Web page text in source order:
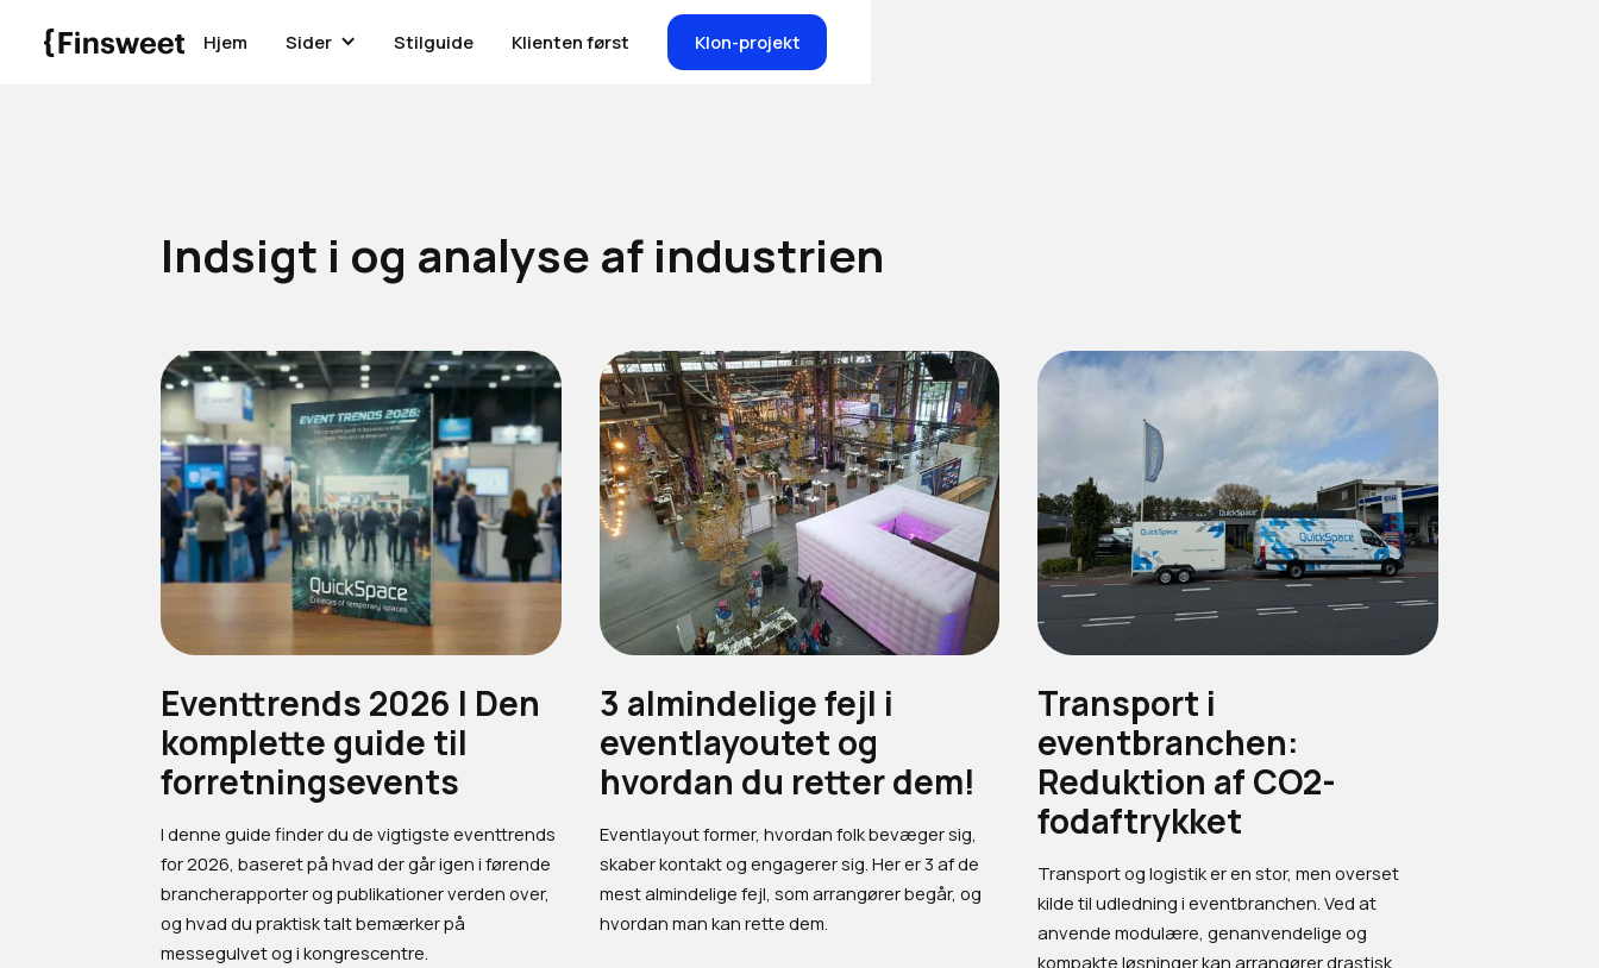
Hjem Sider Stilguide Klienten først Klon-projekt
Indsigt i og analyse af industrien
Eventtrends 2026 | Den
komplette guide til
forretningsevents
I denne guide finder du de vigtigste eventtrends
for 2026, baseret på hvad der går igen i førende
brancherapporter og publikationer verden over,
og hvad du praktisk talt bemærker på
messegulvet og i kongrescentre.
3 almindelige fejl i
eventlayoutet og
hvordan du retter dem!
Eventlayout former, hvordan folk bevæger sig,
skaber kontakt og engagerer sig. Her er 3 af de
mest almindelige fejl, som arrangører begår, og
hvordan man kan rette dem.
Transport i
eventbranchen:
Reduktion af CO2-
fodaftrykket
Transport og logistik er en stor, men overset
kilde til udledning i eventbranchen. Ved at
anvende modulære, genanvendelige og
kompakte løsninger kan arrangører drastisk